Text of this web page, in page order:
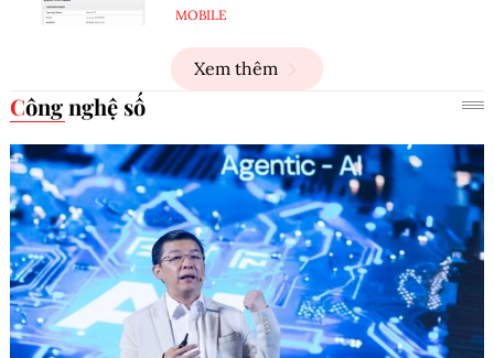
MOBILE
Xem thêm
Công nghệ số